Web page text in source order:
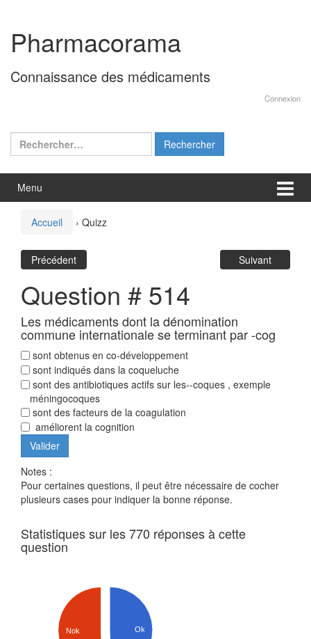
contenu
menu
principal
Pharmacorama
Connaissance des médicaments
Connexion
Rechercher :
Menu
Accueil › Quizz
Précédent Suivant
Question # 514
Les médicaments dont la dénomination
commune internationale se terminant par -cog
sont obtenus en co-développement
sont indiqués dans la coqueluche
sont des antibiotiques actifs sur les--coques , exemple
méningocoques
sont des facteurs de la coagulation
améliorent la cognition
Notes :
Pour certaines questions, il peut être nécessaire de cocher
plusieurs cases pour indiquer la bonne réponse.
Statistiques sur les 770 réponses à cette
question
Ok
Nok